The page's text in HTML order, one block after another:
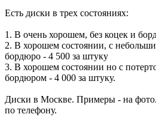
Есть диски в трех состояниях:
1. В очень хорошем, без коцек и
2. В хорошем состоянии, с
бордюро - 4 500 за штуку
3. В хорошем состоянии но с
бордюром - 4 000 за штуку.
Диски в Москве. Примеры - на
по телефону.